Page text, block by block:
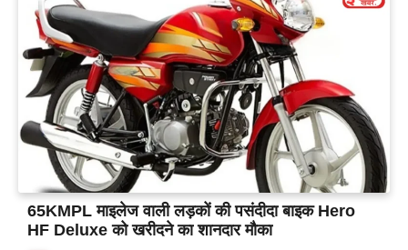
65KMPL माइलेज वाली लड़कों की पसंदीदा बाइक Hero
HF Deluxe को खरीदने का शानदार मौका